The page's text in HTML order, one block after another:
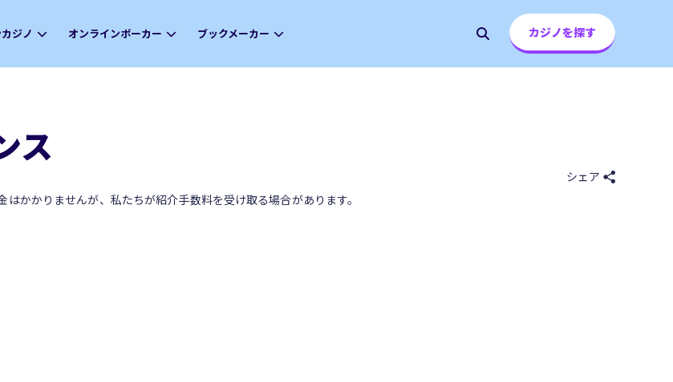
ジノ オンラインポーカー ブックメーカー カジノを探す
ス
シェア
かかりませんが、私たちが紹介手数料を受け取る場合があります。